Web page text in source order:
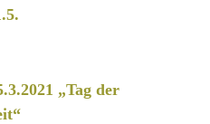
„Tag der